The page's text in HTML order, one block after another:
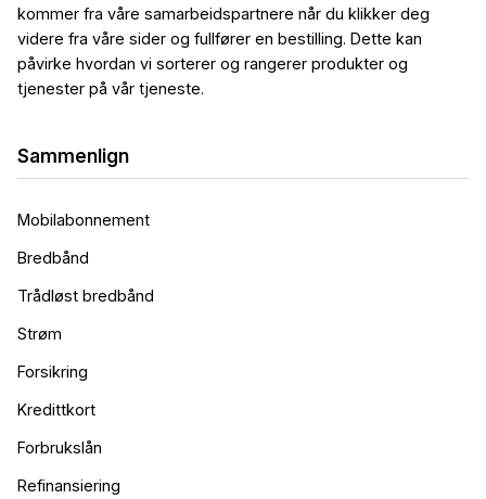
kommer fra våre samarbeidspartnere når du klikker deg
videre fra våre sider og fullfører en bestilling. Dette kan
påvirke hvordan vi sorterer og rangerer produkter og
tjenester på vår tjeneste.
Sammenlign
Mobilabonnement
Bredbånd
Trådløst bredbånd
Strøm
Forsikring
Kredittkort
Forbrukslån
Refinansiering